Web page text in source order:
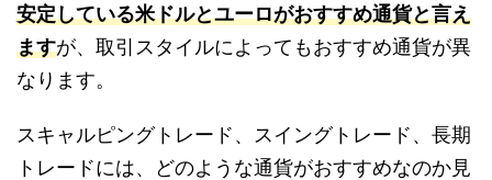
安定している米ドルとユーロがおすすめ通貨と言え
ますが、取引スタイルによってもおすすめ通貨が異
なります。
スキャルピングトレード、スイングトレード、長期
トレードには、どのような通貨がおすすめなのか見